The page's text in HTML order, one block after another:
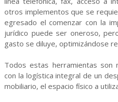
otros implementos que se
egresado el comenzar con la
jurídico puede ser oneroso,
gasto se diluye, optimizándose
Todos estas herramientas son
con la logística integral de un
mobiliario, el espacio físico a